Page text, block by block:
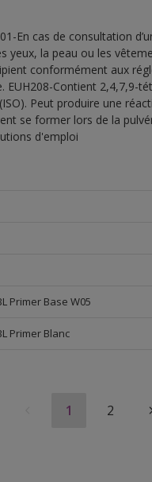
En cas de consultation
yeux, la peau ou les
conformément aux
EUH208-Contient 2,4,7,9-
Peut produire une
se former lors de la
d'emploi
Primer Base W05
Primer Blanc
1 2